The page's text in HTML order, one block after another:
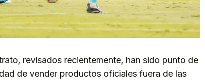
revisados recientemente, han sido punto de
de vender productos oficiales fuera de las